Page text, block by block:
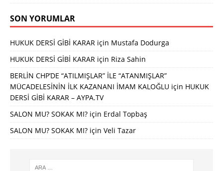
SON YORUMLAR
HUKUK DERSİ GİBİ KARAR için Mustafa Dodurga
HUKUK DERSİ GİBİ KARAR için Riza Sahin
BERLİN CHP’DE “ATILMIŞLAR” İLE “ATANMIŞLAR”
MÜCADELESİNİN İLK KAZANANI İMAM KALOĞLU için HUKUK
DERSİ GİBİ KARAR – AYPA.TV
SALON MU? SOKAK MI? için Erdal Topbaş
SALON MU? SOKAK MI? için Veli Tazar